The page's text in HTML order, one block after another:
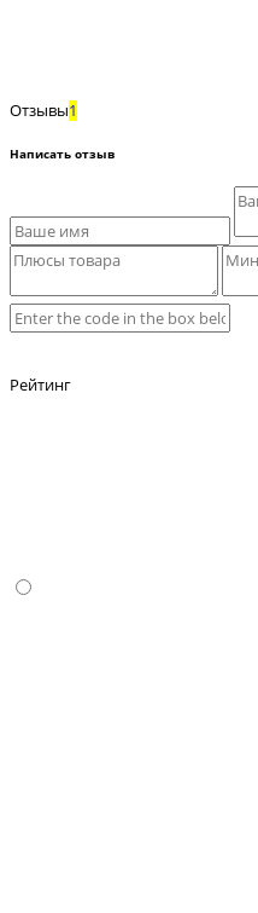
Отзывы1
Написать отзыв
Рейтинг